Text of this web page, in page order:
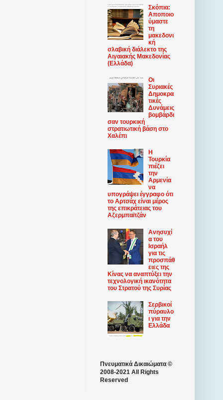
Σκόπια:
Αποποιο
ύμαστε
τη
μακεδονι
κή
σλαβική διάλεκτο της
Αιγαιακής Μακεδονίας
(Ελλάδα)
Οι
Συριακές
Δημοκρα
τικές
Δυνάμεις
βομβάρδι
σαν τουρκική
στρατιωτική βάση στο
Χαλέπι
Η
Τουρκία
πιέζει
την
Αρμενία
να
υπογράψει έγγραφο ότι
το Αρτσάχ είναι μέρος
της επικράτειας του
Αζερμπαϊτζάν
Ανησυχί
α του
Ισραήλ
για τις
προσπάθ
ειες της
Κίνας να αναπτύξει την
τεχνολογική ικανότητα
του Στρατού της Συρίας
Σερβικοί
πύραυλο
ι για την
Ελλάδα
Πνευματικά Δικαιώματα ©
2008-2021 All Rights
Reserved